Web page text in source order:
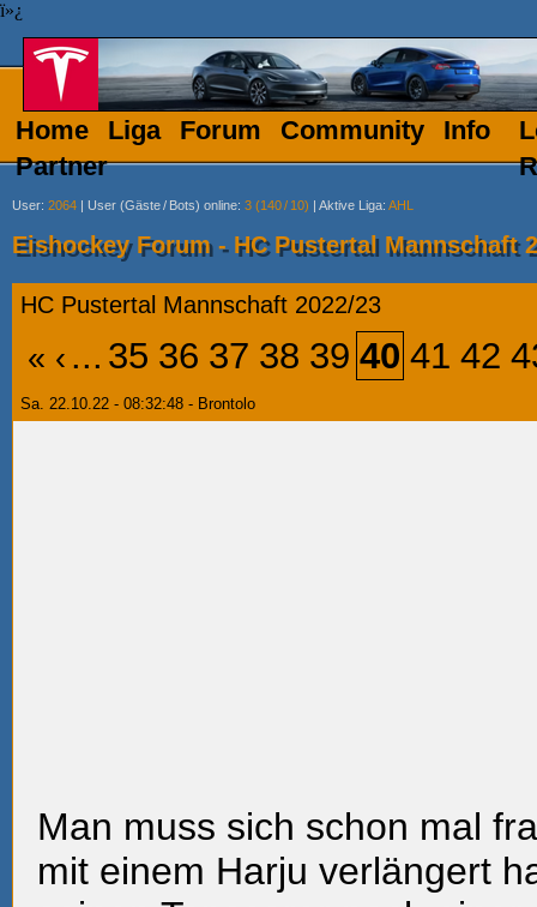
ï»¿
Home Liga Forum Community
Info
Partner
User: 2064 | User (Gäste/ Bots) online: 3 (140/ 10) | Aktive Liga: AHL
Eishockey Forum - HC Pustertal Mannschaft
HC Pustertal Mannschaft 2022/23
« ‹ ... 35 36 37 38 39 40 41 42
Sa. 22.10.22 - 08:32:48 - Brontolo
Man muss sich schon mal
mit einem Harju verlängert